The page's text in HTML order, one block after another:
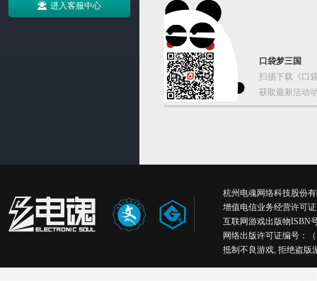
进入客服中心
口袋梦三国
扫描下载《口
获取最新活动
杭州电魂网络科技股份有
增值电信业务经营许可
互联网游戏出版物ISBN
网络出版许可证编号：
抵制不良游戏, 拒绝盗版